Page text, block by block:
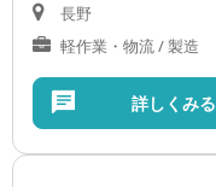
長野
軽作業・物流 / 製造
詳しくみる